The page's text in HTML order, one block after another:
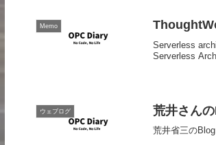
Memo
Serverless
Serverless
ウェブログ 荒井さん
荒井省三の